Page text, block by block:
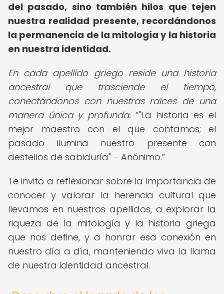
del pasado, sino también hilos que tejen
nuestra realidad presente, recordándonos
la permanencia de la mitología y la historia
en nuestra identidad.
En cada apellido griego reside una historia
ancestral que trasciende el tiempo,
conectándonos con nuestras raíces de una
manera única y profunda.
"La historia es el
mejor maestro con el que contamos; el
pasado ilumina nuestro presente con
destellos de sabiduría" - Anónimo.
Te invito a reflexionar sobre la importancia de
conocer y valorar la herencia cultural que
llevamos en nuestros apellidos, a explorar la
riqueza de la mitología y la historia griega
que nos define, y a honrar esa conexión en
nuestro día a día, manteniendo viva la llama
de nuestra identidad ancestral.